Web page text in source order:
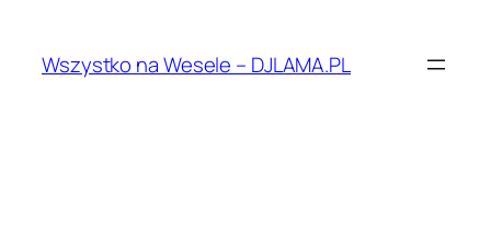
treściWszystko na Wesele – DJLAMA.PL